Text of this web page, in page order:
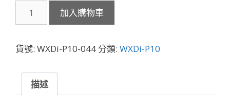
P10-
コ
ド
ビ
加入購物車
貨號: WXDi-P10-044分類: WXDi-P10
描述